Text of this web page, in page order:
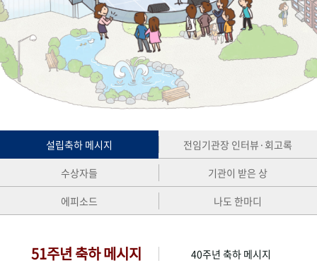
50+1 주년 기념
성과 50선 숫자로 보는 50년 50
주년 광장
세계와 함께 한 KIHASA
VR 역사관
설립축하 메시지
전임기관장 인터뷰·회고록
수상자들
기관이 받은 상
에피소드
나도 한마디
51주년 축하 메시지 40주년 축하 메시지